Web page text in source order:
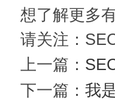
想了解更多
请关注：
上一篇：
下一篇： 我